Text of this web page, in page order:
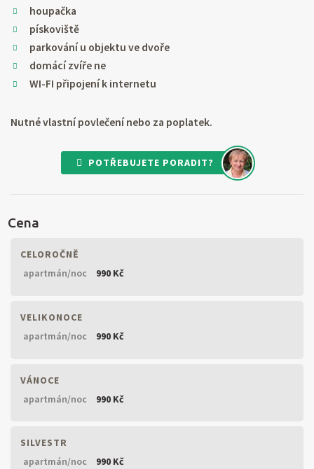
houpačka
pískoviště
parkování u objektu ve dvoře
domácí zvíře ne
WI-FI připojení k internetu
Nutné vlastní povlečení nebo za poplatek.
POTŘEBUJETE PORADIT?
Cena
CELOROČNĚ
apartmán/noc
990 Kč
VELIKONOCE
apartmán/noc
990 Kč
VÁNOCE
apartmán/noc
990 Kč
SILVESTR
apartmán/noc
990 Kč